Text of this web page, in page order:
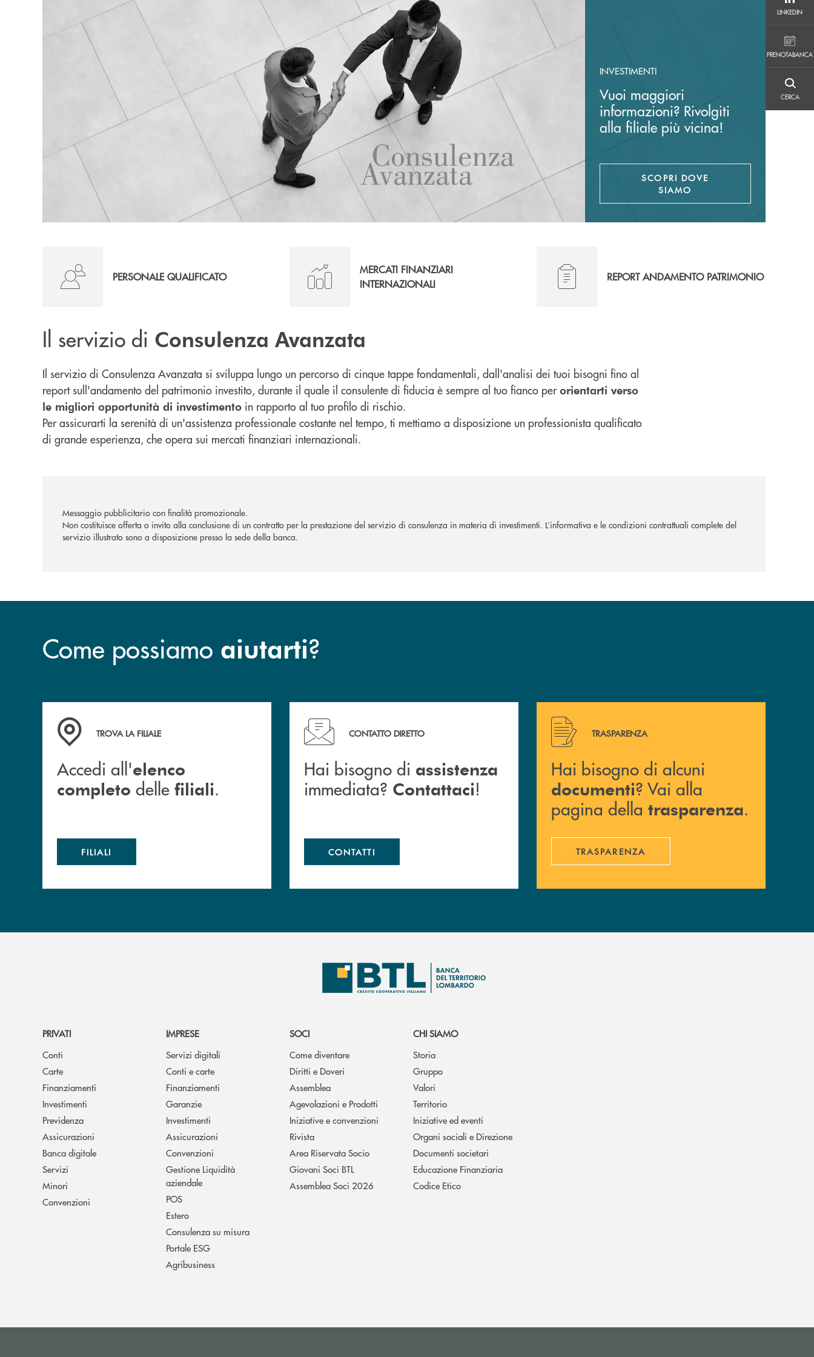
LINKEDIN
PRENOTABANCA
CERCA
INVESTIMENTI
Vuoi maggiori
informazioni? Rivolgiti
alla filiale più vicina!
SCOPRI DOVE
SIAMO
PERSONALE QUALIFICATO
MERCATI FINANZIARI
INTERNAZIONALI
REPORT ANDAMENTO PATRIMONIO
Il servizio di Consulenza Avanzata
Il servizio di Consulenza Avanzata si sviluppa lungo un percorso di cinque tappe fondamentali, dall'analisi dei tuoi bisogni fino al
report sull'andamento del patrimonio investito, durante il quale il consulente di fiducia è sempre al tuo fianco perorientarti verso
le migliori opportunità di investimento in rapporto al tuo profilo di rischio.
Per assicurarti la serenità di un'assistenza professionale costante nel tempo, ti mettiamo a disposizione un professionista qualificato
di grande esperienza, che opera sui mercati finanziari internazionali.
Messaggio pubblicitario con finalità promozionale.
Non costituisce offerta o invito alla conclusione di un contratto per la prestazione del servizio di consulenza in materia di investimenti. L’informativa e le condizioni contrattuali complete del
servizio illustrato sono a disposizione presso la sede della banca.
Come possiamo aiutarti?
Accedi all' elenco completo delle filiali .
TROVA LA FILIALE
Accedi all'elenco
completo delle filiali.
FILIALI
Hai bisogno di assistenza immediata? Contattaci !
CONTATTO DIRETTO
Hai bisogno di assistenza
immediata? Contattaci!
CONTATTI
Hai bisogno di alcuni documenti ? Vai alla pagina della
TRASPARENZA
Hai bisogno di alcuni
documenti? Vai alla
pagina della trasparenza.
TRASPARENZA
PRIVATI
Conti
Carte
Finanziamenti
Investimenti
Previdenza
Assicurazioni
Banca digitale
Servizi
Minori
Convenzioni
IMPRESE
Servizi digitali
Conti e carte
Finanziamenti
Garanzie
Investimenti
Assicurazioni
Convenzioni
Gestione Liquidità
aziendale
POS
Estero
Consulenza su misura
Portale ESG
Agribusiness
SOCI
Come diventare
Diritti e Doveri
Assemblea
Agevolazioni e Prodotti
Iniziative e convenzioni
Rivista
Area Riservata Socio
Giovani Soci BTL
Assemblea Soci 2026
CHI SIAMO
Storia
Gruppo
Valori
Territorio
Iniziative ed eventi
Organi sociali e Direzione
Documenti societari
Educazione Finanziaria
Codice Etico